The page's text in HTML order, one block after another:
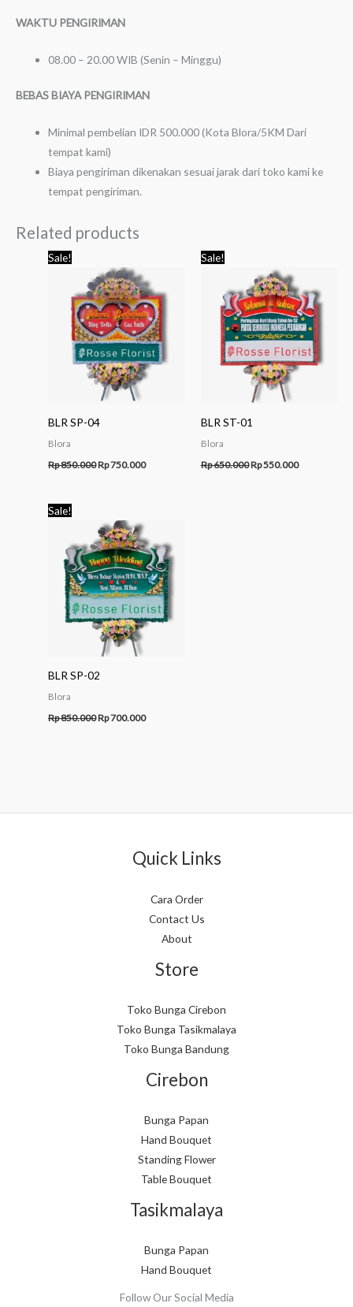
WAKTU PENGIRIMAN
08.00 – 20.00 WIB (Senin – Minggu)
BEBAS BIAYA PENGIRIMAN
Minimal pembelian IDR 500.000 (Kota Blora/5KM Dari
tempat kami)
Biaya pengiriman dikenakan sesuai jarak dari toko kami ke
tempat pengiriman.
Related products
Sale!
BLR SP-04
Blora
Rp850.000
price
was:
Rp 850.000.
Rp750.000
is:
Rp 750.000.
Sale!
BLR ST-01
Blora
Rp650.000
was:
Rp 650.000.
Rp550.000
Rp 550.000.
Sale!
BLR SP-02
Blora
Rp850.000
price
was:
Rp 850.000.
Rp700.000
Rp 700.000.
Quick Links
Cara Order
Contact Us
About
Store
Toko Bunga Cirebon
Toko Bunga Tasikmalaya
Toko Bunga Bandung
Cirebon
Bunga Papan
Hand Bouquet
Standing Flower
Table Bouquet
Tasikmalaya
Bunga Papan
Hand Bouquet
Follow Our Social Media